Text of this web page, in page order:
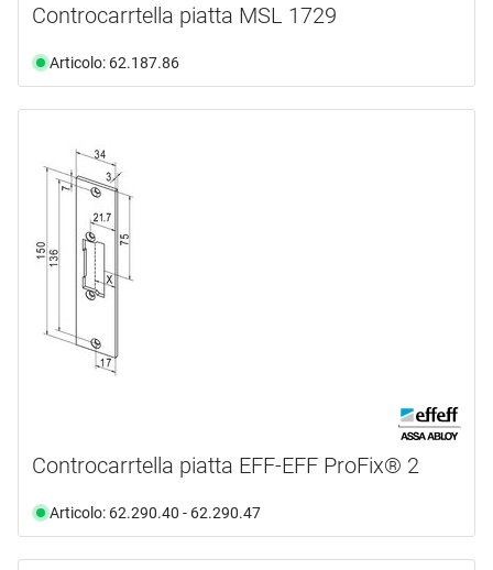
Controcarrtella piatta MSL 1729
Articolo: 62.187.86
Controcarrtella piatta EFF-EFF ProFix® 2
Articolo: 62.290.40 - 62.290.47